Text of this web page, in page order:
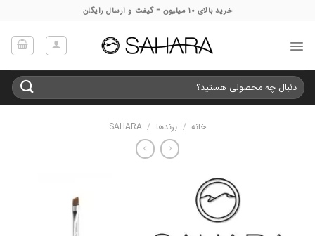
خرید بالای 10 میلیون = گیفت و ارسال رایگان
جستجو
برای:
خانه / برندها /
SAHARA